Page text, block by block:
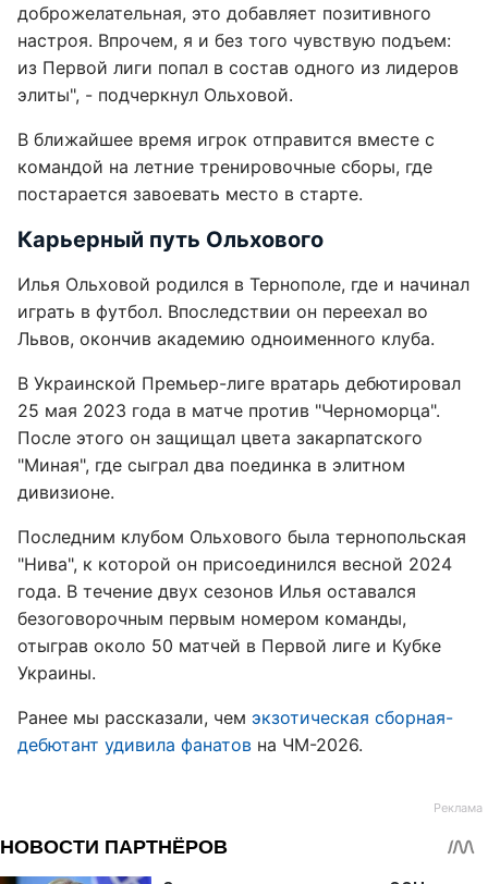
доброжелательная, это добавляет позитивного
настроя. Впрочем, я и без того чувствую подъем:
из Первой лиги попал в состав одного из лидеров
элиты", - подчеркнул Ольховой.
В ближайшее время игрок отправится вместе с
командой на летние тренировочные сборы, где
постарается завоевать место в старте.
Карьерный путь Ольхового
Илья Ольховой родился в Тернополе, где и начинал
играть в футбол. Впоследствии он переехал во
Львов, окончив академию одноименного клуба.
В Украинской Премьер-лиге вратарь дебютировал
25 мая 2023 года в матче против "Черноморца".
После этого он защищал цвета закарпатского
"Миная", где сыграл два поединка в элитном
дивизионе.
Последним клубом Ольхового была тернопольская
"Нива", к которой он присоединился весной 2024
года. В течение двух сезонов Илья оставался
безоговорочным первым номером команды,
отыграв около 50 матчей в Первой лиге и Кубке
Украины.
Ранее мы рассказали, чем экзотическая сборная-
дебютант удивила фанатов на ЧМ-2026.